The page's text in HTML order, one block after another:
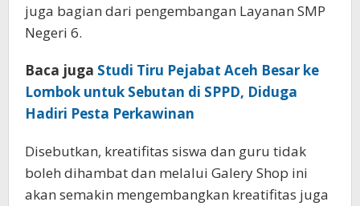
juga bagian dari pengembangan Layanan SMP
Negeri 6.
Baca juga Studi Tiru Pejabat Aceh Besar ke
Lombok untuk Sebutan di SPPD, Diduga
Hadiri Pesta Perkawinan
Disebutkan, kreatifitas siswa dan guru tidak
boleh dihambat dan melalui Galery Shop ini
akan semakin mengembangkan kreatifitas juga